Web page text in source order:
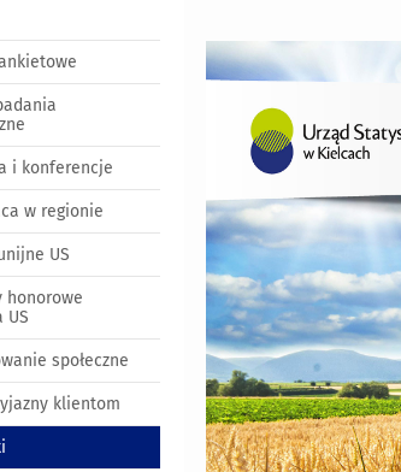
i konferencje
w regionie
US
honorowe
US
społeczne
klientom